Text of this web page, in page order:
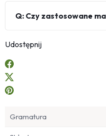
Q: Czy zastosowane
Udostępnij
Gramatura